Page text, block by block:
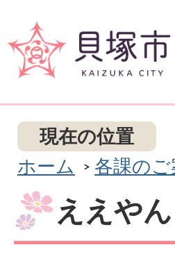
現在の位置
ホーム
各課のご
ええや